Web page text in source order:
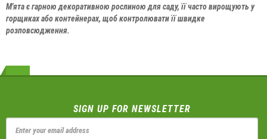
М'ята є гарною декоративною рослиною для саду, її часто вирощують у
горщиках або контейнерах, щоб контролювати її швидке
розповсюдження.
SIGN UP FOR NEWSLETTER